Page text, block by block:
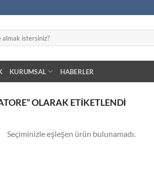
KURUMSAL HABERLER
OLARAK ETIKETLENDI
Seçiminizle eşleşen ürün bulunamadı.